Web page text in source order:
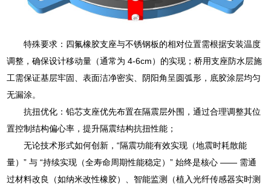
特殊要求：四氟橡胶支座与不锈钢板的相对位置需根据安装温度
调整，确保设计移动量（通常为 4-6cm）的实现；桥用支座防水层施
工需保证基层牢固、表面洁净密实、阴阳角呈圆弧形，底胶涂层均匀
无漏涂。
抗扭优化：铅芯支座优先布置在隔震层外围，通过合理调整其位
置控制结构偏心率，提升隔震结构抗扭性能；
无论技术形式如何创新，“隔震功能有效实现（地震时耗散能
量）” 与 “持续实现（全寿命周期性能稳定）” 始终是核心 —— 需通
过材料改良（如纳米改性橡胶）、智能监测（植入光纤传感器实时测